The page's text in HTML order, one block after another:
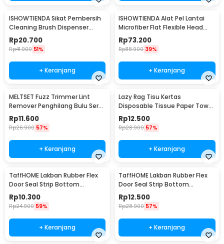
ISHOWTIENDA Sikat Pembersih
Cleaning Brush Dispenser
Sabun Air - S0026
Rp20.700
Rp41.900 51%
+ Keranjang
ISHOWTIENDA Alat Pel Lantai
Microfiber Flat Flexible Head
with Bucket - FMI60
Rp73.200
Rp118.900 39%
+ Keranjang
MELTSET Fuzz Trimmer Lint
Remover Penghilang Bulu Serat
Kain - CV8805
Rp11.600
Rp26.900 57%
+ Keranjang
Lazy Rag Tisu Kertas
Disposable Tissue Paper Towel
1 Roll (50 Helai) - MB104P
Rp12.500
Rp28.900 57%
+ Keranjang
TaffHOME Lakban Rubber Flex
Door Seal Strip Bottom
Waterproof 25mmx5M - TP39
Rp10.300
Rp24.900 59%
+ Keranjang
TaffHOME Lakban Rubber Flex
Door Seal Strip Bottom
Waterproof 35mmx5M - TP39
Rp12.500
Rp28.900 57%
+ Keranjang